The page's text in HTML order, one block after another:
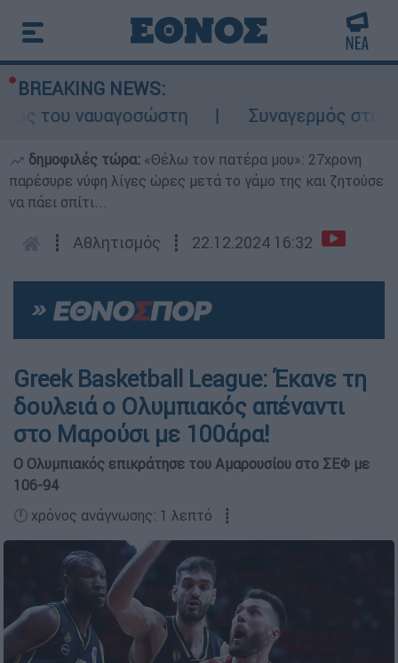
BREAKING NEWS:
του ναυαγοσώστη
Συναγερμός στην
δημοφιλές τώρα: «Θέλω τον πατέρα μου»: 27χρονη
παρέσυρε νύφη λίγες ώρες μετά το γάμο της και ζητούσε
να πάει σπίτι...
┋ Αθλητισμός ┋ 22.12.2024 16:32
Greek Basketball League: Έκανε τη
δουλειά ο Ολυμπιακός απέναντι
στο Μαρούσι με 100άρα!
Ο Ολυμπιακός επικράτησε του Αμαρουσίου στο ΣΕΦ με
106-94
🕛 χρόνος ανάγνωσης: 1 λεπτό ┋